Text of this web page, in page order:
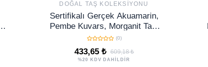
DOĞAL TAŞ KOLEKSIYONU
Sertifikalı Gerçek Akuamarin,
Pembe Kuvars, Morganit Taşı
Bileklik - Ayarlamalı
(0)
433,65 ₺ 609,18 ₺
%20 KDV DAHİLDİR